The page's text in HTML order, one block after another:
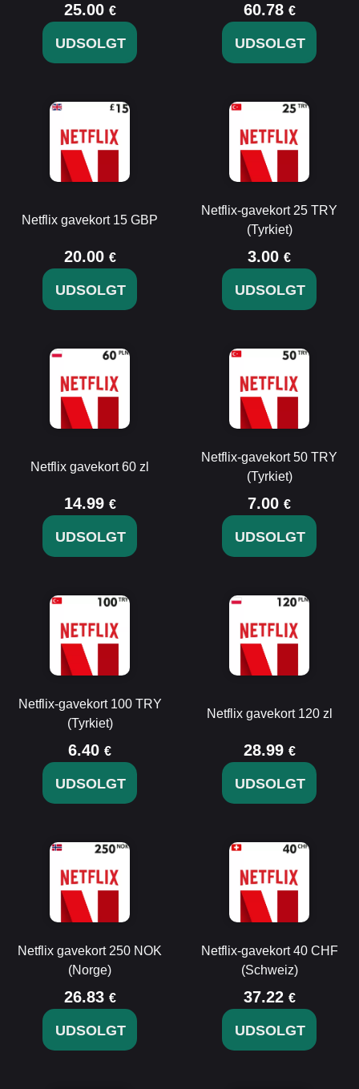
25.00 €
UDSOLGT
60.78 €
UDSOLGT
Netflix gavekort 15 GBP
20.00 €
UDSOLGT
Netflix-gavekort 25 TRY
(Tyrkiet)
3.00 €
UDSOLGT
Netflix gavekort 60 zl
14.99 €
UDSOLGT
Netflix-gavekort 50 TRY
(Tyrkiet)
7.00 €
UDSOLGT
Netflix-gavekort 100 TRY
(Tyrkiet)
6.40 €
UDSOLGT
Netflix gavekort 120 zl
28.99 €
UDSOLGT
Netflix gavekort 250 NOK
(Norge)
26.83 €
UDSOLGT
Netflix-gavekort 40 CHF
(Schweiz)
37.22 €
UDSOLGT